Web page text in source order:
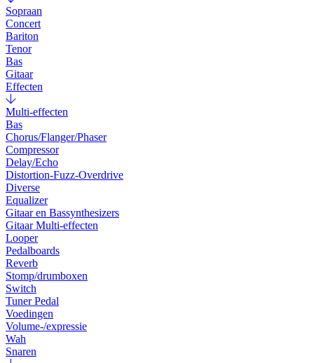
Sopraan
Concert
Bariton
Tenor
Bas
Gitaar
Effecten
Multi-effecten
Bas
Chorus/Flanger/Phaser
Compressor
Delay/Echo
Distortion-Fuzz-Overdrive
Diverse
Equalizer
Gitaar en Bassynthesizers
Gitaar Multi-effecten
Looper
Pedalboards
Reverb
Stomp/drumboxen
Switch
Tuner Pedal
Voedingen
Volume-/expressie
Wah
Snaren